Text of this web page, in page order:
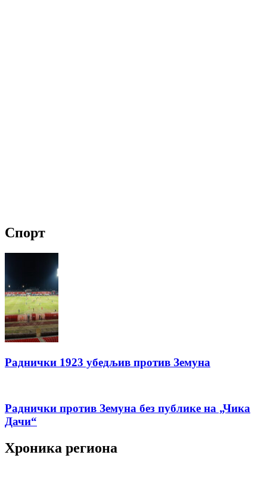
Спорт
Раднички 1923 убедљив против Земуна
Раднички против Земуна без публике на „Чика
Дачи“
Хроника региона